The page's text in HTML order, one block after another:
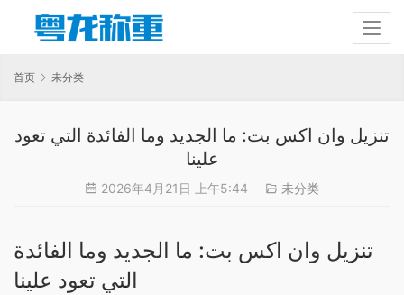
首页 未分类
تنزيل وان اكس بت: ما الجديد وما الفائدة التي تعود
علينا
2026年4月21日 上午5:44 未分类
تنزيل وان اكس بت: ما الجديد وما الفائدة
التي تعود علينا